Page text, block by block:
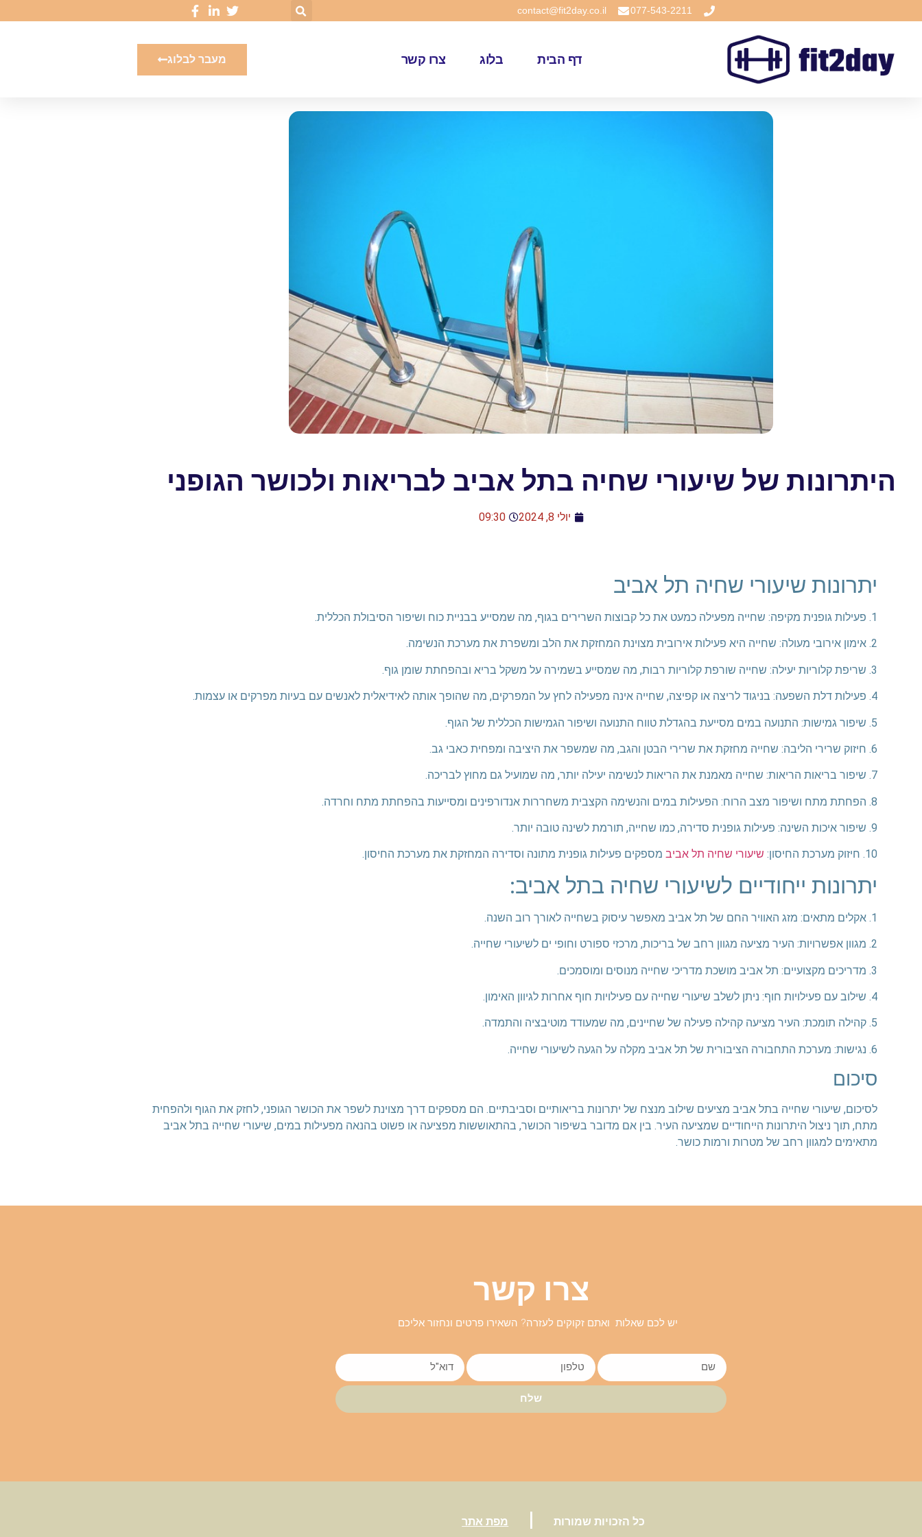
077-543-2211
contact@fit2day.co.il
דף הבית בלוג צרו קשר מעבר לבלוג
היתרונות של שיעורי שחיה בתל אביב לבריאות ולכושר הגופני
יולי 8, 2024 09:30
יתרונות שיעורי שחיה תל אביב
1. פעילות גופנית מקיפה: שחייה מפעילה כמעט את כל קבוצות השרירים בגוף, מה שמסייע בבניית כוח ושיפור הסיבולת הכללית.
2. אימון אירובי מעולה: שחייה היא פעילות אירובית מצוינת המחזקת את הלב ומשפרת את מערכת הנשימה.
3. שריפת קלוריות יעילה: שחייה שורפת קלוריות רבות, מה שמסייע בשמירה על משקל בריא ובהפחתת שומן גוף.
4. פעילות דלת השפעה: בניגוד לריצה או קפיצה, שחייה אינה מפעילה לחץ על המפרקים, מה שהופך אותה לאידיאלית לאנשים עם בעיות מפרקים או עצמות.
5. שיפור גמישות: התנועה במים מסייעת בהגדלת טווח התנועה ושיפור הגמישות הכללית של הגוף.
6. חיזוק שרירי הליבה: שחייה מחזקת את שרירי הבטן והגב, מה שמשפר את היציבה ומפחית כאבי גב.
7. שיפור בריאות הריאות: שחייה מאמנת את הריאות לנשימה יעילה יותר, מה שמועיל גם מחוץ לבריכה.
8. הפחתת מתח ושיפור מצב הרוח: הפעילות במים והנשימה הקצבית משחררות אנדורפינים ומסייעות בהפחתת מתח וחרדה.
9. שיפור איכות השינה: פעילות גופנית סדירה, כמו שחייה, תורמת לשינה טובה יותר.
10. חיזוק מערכת החיסון: שיעורי שחיה תל אביב מספקים פעילות גופנית מתונה וסדירה המחזקת את מערכת החיסון.
יתרונות ייחודיים לשיעורי שחיה בתל אביב:
1. אקלים מתאים: מזג האוויר החם של תל אביב מאפשר עיסוק בשחייה לאורך רוב השנה.
2. מגוון אפשרויות: העיר מציעה מגוון רחב של בריכות, מרכזי ספורט וחופי ים לשיעורי שחייה.
3. מדריכים מקצועיים: תל אביב מושכת מדריכי שחייה מנוסים ומוסמכים.
4. שילוב עם פעילויות חוף: ניתן לשלב שיעורי שחייה עם פעילויות חוף אחרות לגיוון האימון.
5. קהילה תומכת: העיר מציעה קהילה פעילה של שחיינים, מה שמעודד מוטיבציה והתמדה.
6. נגישות: מערכת התחבורה הציבורית של תל אביב מקלה על הגעה לשיעורי שחייה.
סיכום
לסיכום, שיעורי שחייה בתל אביב מציעים שילוב מנצח של יתרונות בריאותיים וסביבתיים. הם מספקים דרך מצוינת לשפר את הכושר הגופני, לחזק את הגוף ולהפחית
מתח, תוך ניצול היתרונות הייחודיים שמציעה העיר. בין אם מדובר בשיפור הכושר, בהתאוששות מפציעה או פשוט בהנאה מפעילות במים, שיעורי שחייה בתל אביב
מתאימים למגוון רחב של מטרות ורמות כושר.
צרו קשר
יש לכם שאלות ואתם זקוקים לעזרה? השאירו פרטים ונחזור אליכם
שלח
כל הזכויות שמורות | מפת אתר